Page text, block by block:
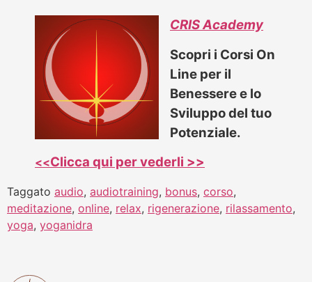
CRIS Academy
Scopri i Corsi On
Line per il
Benessere e lo
Sviluppo del tuo
Potenziale.
<<Clicca qui per vederli >>
Taggato audio, audiotraining, bonus, corso,
meditazione, online, relax, rigenerazione, rilassamento,
yoga, yoganidra